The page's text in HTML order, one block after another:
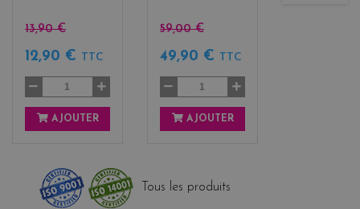
13,90 €
12,90 € TTC
AJOUTER
59,00 €
49,90 € TTC
AJOUTER
Tous les produits